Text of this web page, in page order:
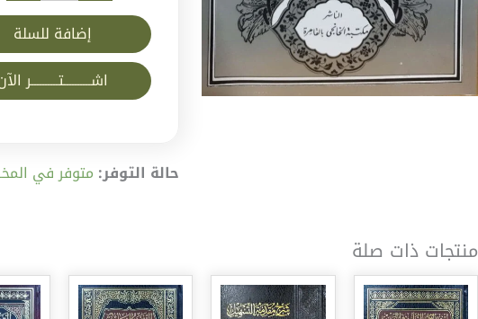
حالة التوفر: متوفر في
إضافة للسلة
اشــــــــــتــــــــــر
منتجات ذات صلة